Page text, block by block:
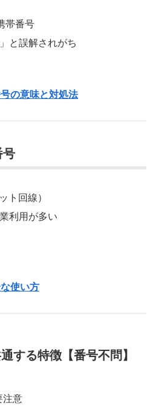
帯番号
と誤解されがち
の意味と対処法
ト回線）
利用が多い
使い方
する特徴【番号不問】
意